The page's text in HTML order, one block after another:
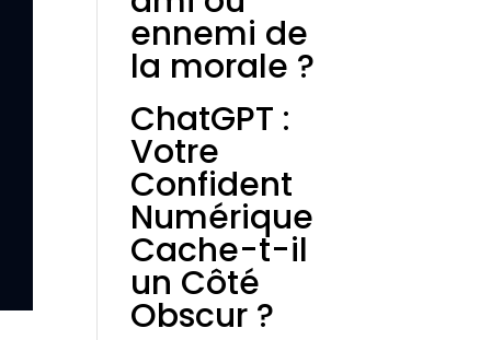
ennemi de
la morale ?
ChatGPT :
Votre
Confident
Numérique
Cache-t-il
un Côté
Obscur ?